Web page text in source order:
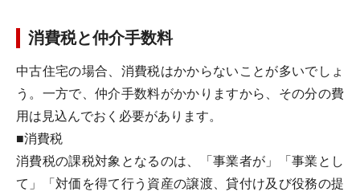
消費税と仲介手数料
中古住宅の場合、消費税はかからないことが多いでしょ
う。一方で、仲介手数料がかかりますから、その分の費
用は見込んでおく必要があります。
■消費税
消費税の課税対象となるのは、「事業者が」「事業とし
て」「対価を得て行う資産の譲渡、貸付け及び役務の提